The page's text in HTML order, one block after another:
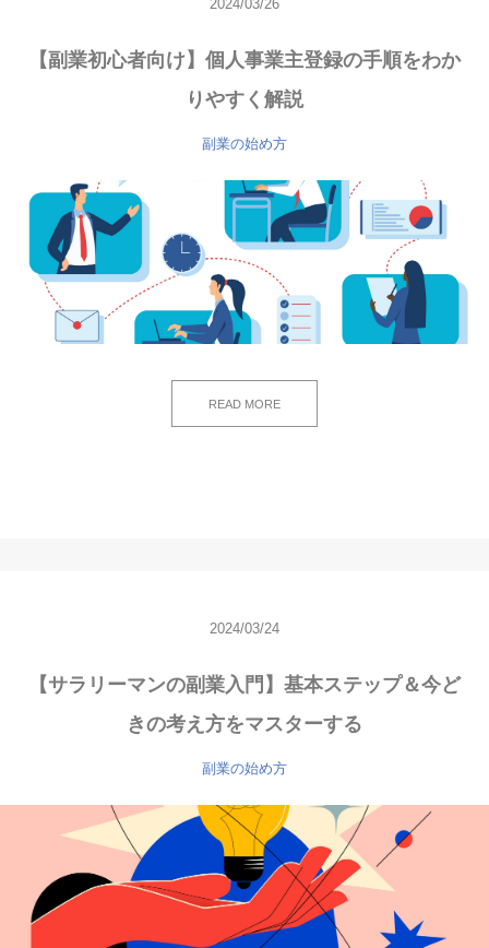
2024/03/26
【副業初心者向け】個人事業主登録の手順をわか
りやすく解説
副業の始め方
READ MORE
2024/03/24
【サラリーマンの副業入門】基本ステップ＆今ど
きの考え方をマスターする
副業の始め方